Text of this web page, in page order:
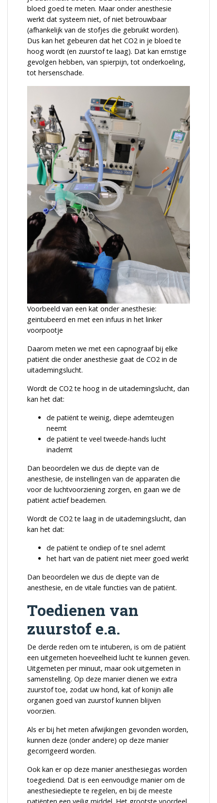
bloed goed te meten. Maar onder anesthesie
werkt dat systeem niet, of niet betrouwbaar
(afhankelijk van de stofjes die gebruikt worden).
Dus kan het gebeuren dat het CO2 in je bloed te
hoog wordt (en zuurstof te laag). Dat kan ernstige
gevolgen hebben, van spierpijn, tot onderkoeling,
tot hersenschade.
Voorbeeld van een kat onder anesthesie:
geintubeerd en met een infuus in het linker
voorpootje
Daarom meten we met een capnograaf bij elke
patiënt die onder anesthesie gaat de CO2 in de
uitademingslucht.
Wordt de CO2 te hoog in de uitademingslucht, dan
kan het dat:
de patiënt te weinig, diepe ademteugen
neemt
de patiënt te veel tweede-hands lucht
inademt
Dan beoordelen we dus de diepte van de
anesthesie, de instellingen van de apparaten die
voor de luchtvoorziening zorgen, en gaan we de
patiënt actief beademen.
Wordt de CO2 te laag in de uitademingslucht, dan
kan het dat:
de patiënt te ondiep of te snel ademt
het hart van de patiënt niet meer goed werkt
Dan beoordelen we dus de diepte van de
anesthesie, en de vitale functies van de patiënt.
Toedienen van
zuurstof e.a.
De derde reden om te intuberen, is om de patiënt
een uitgemeten hoeveelheid lucht te kunnen geven.
Uitgemeten per minuut, maar ook uitgemeten in
samenstelling. Op deze manier dienen we extra
zuurstof toe, zodat uw hond, kat of konijn alle
organen goed van zuurstof kunnen blijven
voorzien.
Als er bij het meten afwijkingen gevonden worden,
kunnen deze (onder andere) op deze manier
gecorrigeerd worden.
Ook kan er op deze manier anesthesiegas worden
toegediend. Dat is een eenvoudige manier om de
anesthesiediepte te regelen, en bij de meeste